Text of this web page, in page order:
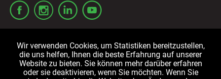
Allgemeine
Datenschutzrichtlinien
Cookie-
Wir verwenden Cookies, um Statistiken bereitzustellen,
die uns helfen, Ihnen die beste Erfahrung auf unserer
Website zu bieten. Sie können mehr darüber erfahren
oder sie deaktivieren, wenn Sie möchten. Wenn Sie